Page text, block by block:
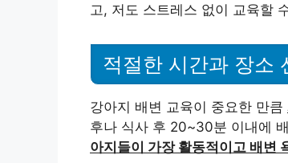
고, 저도 스트레스 없이 교육할
적절한 시간과 장소
강아지 배변 교육이 중요한 만큼
후나 식사 후 20~30분 이내에
아지들이 가장 활동적이고 배변